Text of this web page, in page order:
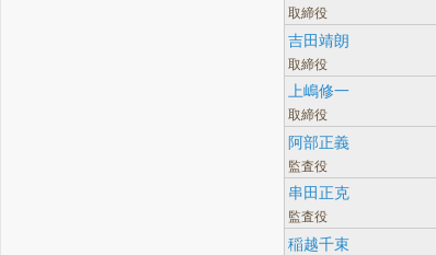
取締役
吉田靖朗
取締役
上嶋修一
取締役
阿部正義
監査役
串田正克
監査役
稲越千束